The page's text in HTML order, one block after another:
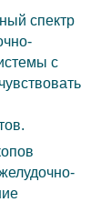
спектр
с